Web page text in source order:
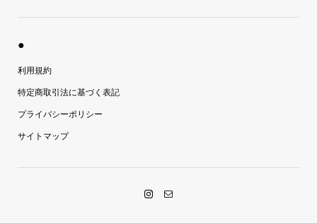
●
利用規約
特定商取引法に基づく表記
プライバシーポリシー
サイトマップ